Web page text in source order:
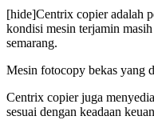
[hide]Centrix copier adalah
kondisi mesin terjamin
semarang.
Mesin fotocopy bekas yang
Centrix copier juga
sesuai dengan keadaan